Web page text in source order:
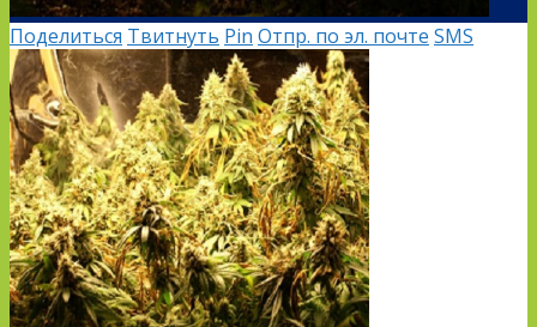
Поделиться Твитнуть Pin Отпр. по эл. почте SMS